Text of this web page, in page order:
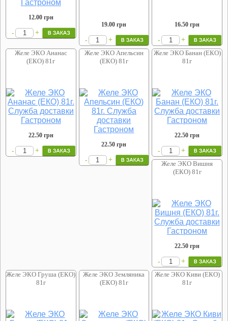
12.00грн
- +
19.00 грн
- +
16.50 грн
-
+
Желе ЭКО Ананас
(ЕКО) 81г
22.50грн
- +
Желе ЭКО Апельсин
(ЕКО) 81г
22.50 грн
- +
Желе ЭКО Банан (ЕКО)
81г
22.50 грн
-
+
Желе ЭКО Вишня
(ЕКО) 81г
22.50 грн
-
+
Желе ЭКО Груша (ЕКО)
81г
Желе ЭКО Земляника
(ЕКО) 81г
Желе ЭКО Киви (ЕКО)
81г